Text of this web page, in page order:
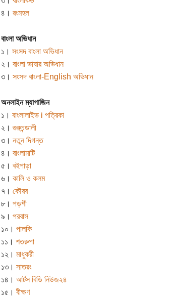
৪। রংমহল
বাংলা অভিধান
১। সংসদ বাংলা অভিধান
২। বাংলা ভাষার অভিধান
৩। সংসদ বাংলা-English অভিধান
অনলাইন ম্যাগাজিন
১। বাংলালাইভ i পত্রিকা
২। গুরুচন্ডালী
৩। নতুন দিগন্ত
৪। বাংলামাটি
৫। বইপাড়া
৬। কালি ও কলম
৭। কৌরব
৮। পড়শী
৯। পরবাস
১০। পালকি
১১। শতরুপা
১২। মাধুকরী
১৩। সাতরং
১৪। আর্টস বিডি নিউজ২৪
১৫।বীক্ষণ